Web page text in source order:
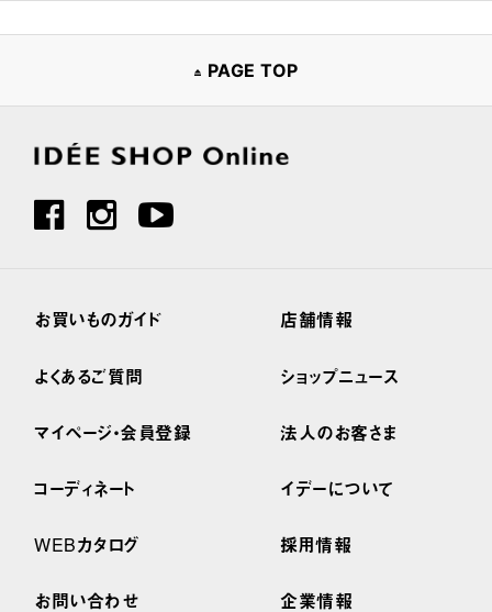
PAGE TOP
お買いものガイド
よくあるご質問
マイページ・会員登録
コーディネート
WEBカタログ
お問い合わせ
店舗情報
ショップニュース
法人のお客さま
イデーについて
採用情報
企業情報